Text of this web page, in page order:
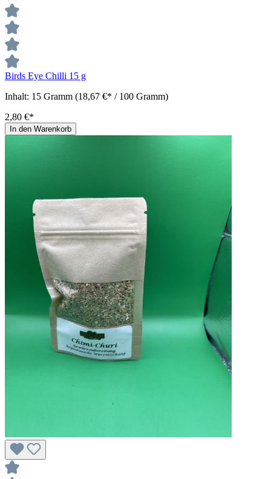
Birds Eye Chilli 15 g
Inhalt: 15 Gramm (18,67 €* / 100 Gramm)
2,80 €*
In den Warenkorb